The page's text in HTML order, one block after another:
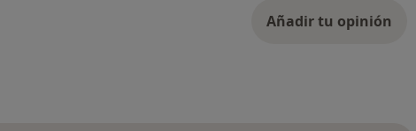
Añadir tu opinión